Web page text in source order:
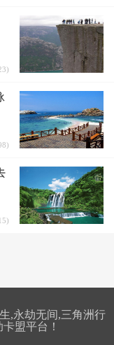
)
)
)
,永劫无间,三角洲行
盟平台！